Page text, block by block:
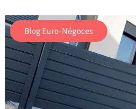
Blog Euro-Négoces